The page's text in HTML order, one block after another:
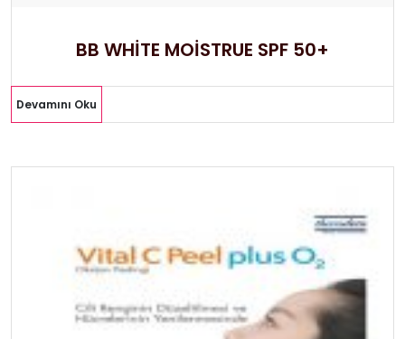
BB WHİTE MOİSTRUE SPF 50+
Devamını Oku